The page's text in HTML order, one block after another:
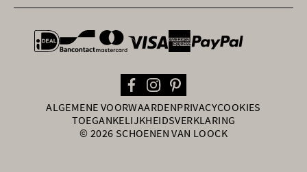
general.paymentOptions
ALGEMENE VOORWAARDENPRIVACYCOOKIES
TOEGANKELIJKHEIDSVERKLARING
© 2026 SCHOENEN VAN LOOCK